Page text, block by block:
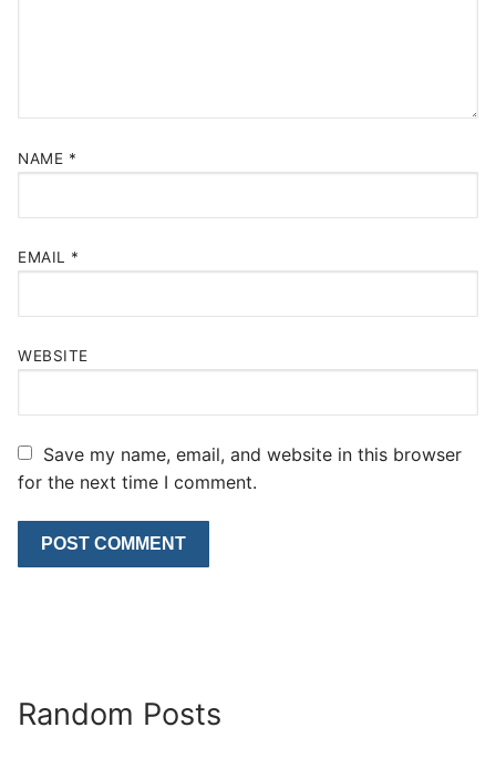
NAME *
EMAIL *
WEBSITE
Save my name, email, and website in this browser
for the next time I comment.
Random Posts